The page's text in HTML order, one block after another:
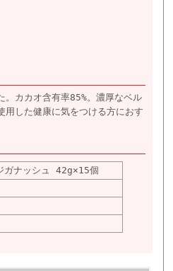
カカオ含有率85%。濃厚なベル
用した健康に気をつける方におす
ガナッシュ 42g×15個